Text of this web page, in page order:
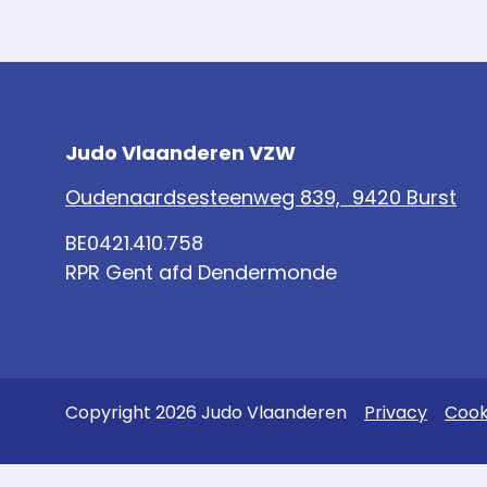
Judo Vlaanderen VZW
Oudenaardsesteenweg 839, 9420 Burst
BE0421.410.758
RPR Gent afd Dendermonde
Copyright 2026 Judo Vlaanderen Privacy